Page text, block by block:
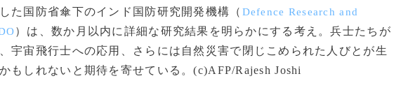
た国防省傘下のインド国防研究開発機構（ Defence Research and
）は、数か月以内に詳細な研究結果を明らかにする考え。兵士たちが
宇宙飛行士への応用、さらには自然災害で閉じこめられた人びとが生
もしれないと期待を寄せている。(c)AFP/Rajesh Joshi